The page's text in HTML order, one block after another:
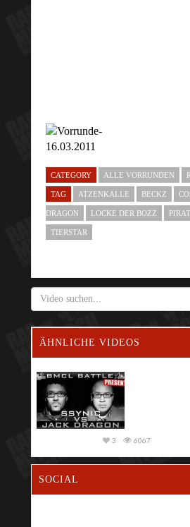
CATEGORY ALLE VORRUNDEN
TAG ATZENKALLE BECKZ
DRAGON LOCKE DER BOZZ
TIERSTAR
ÄHNLICHE VIDEOS
6067
3
SOCIAL